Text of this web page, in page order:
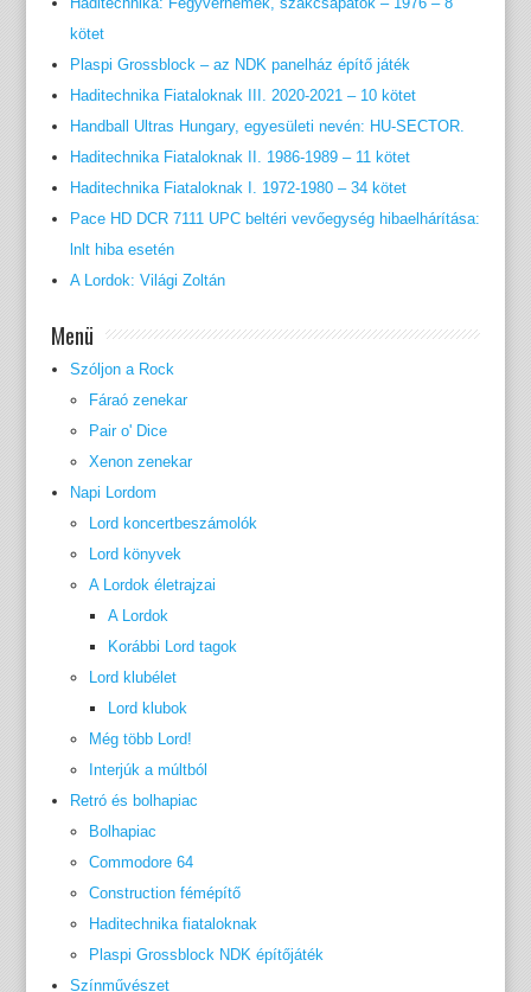
kötet
Plaspi Grossblock – az NDK panelház építő játék
Haditechnika Fiataloknak III. 2020-2021 – 10 kötet
Handball Ultras Hungary, egyesületi nevén: HU-SECTOR.
Haditechnika Fiataloknak II. 1986-1989 – 11 kötet
Haditechnika Fiataloknak I. 1972-1980 – 34 kötet
Pace HD DCR 7111 UPC beltéri vevőegység hibaelhárítása:
lnlt hiba esetén
A Lordok: Világi Zoltán
Menü
Szóljon a Rock
Fáraó zenekar
Pair o' Dice
Xenon zenekar
Napi Lordom
Lord koncertbeszámolók
Lord könyvek
A Lordok életrajzai
A Lordok
Korábbi Lord tagok
Lord klubélet
Lord klubok
Még több Lord!
Interjúk a múltból
Retró és bolhapiac
Bolhapiac
Commodore 64
Construction fémépítő
Haditechnika fiataloknak
Plaspi Grossblock NDK építőjáték
Színművészet